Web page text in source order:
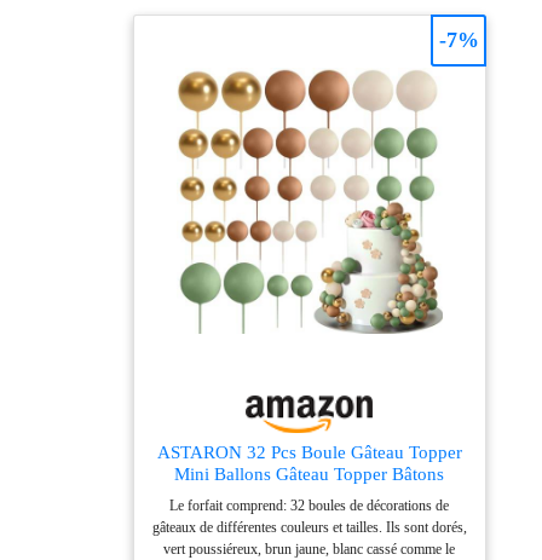
ASTARON 32 Pcs Boule Gâteau Topper
Mini Ballons Gâteau Topper Bâtons
Boules en Mousse Pics à Gâteau Boules
Décorations de Gâteau pour Fête de
Mariage Anniversaire (Vert Brun Or)
Le forfait comprend: 32 boules de décorations de
gâteaux de différentes couleurs et tailles. Ils sont dorés,
vert poussiéreux, brun jaune, blanc cassé comme le
-7%